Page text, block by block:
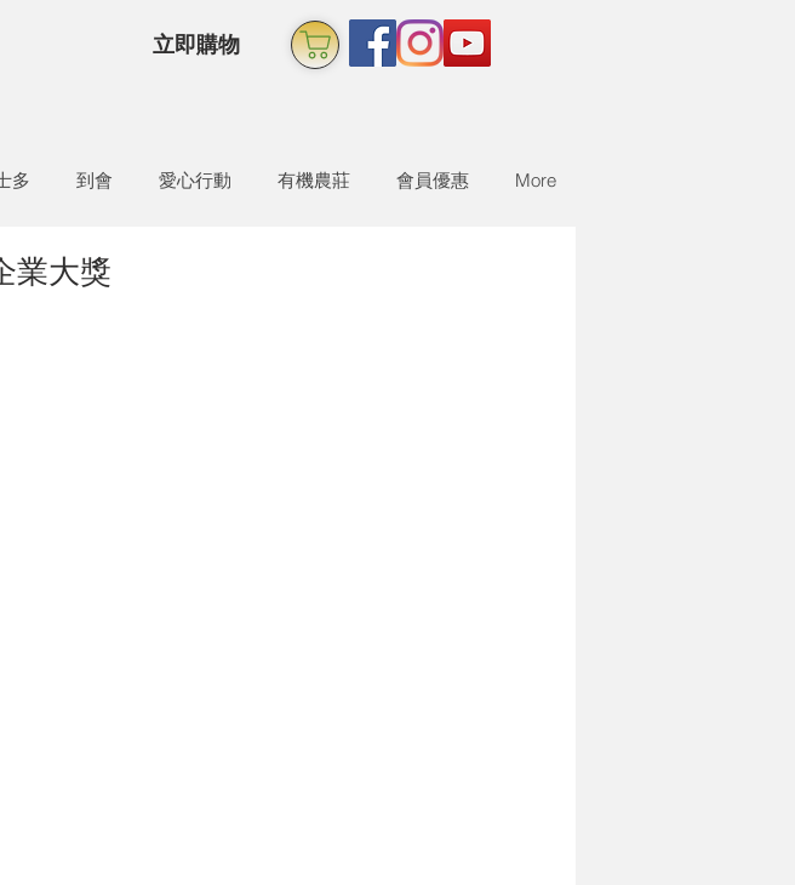
立即購物
多 到會 愛心行動 有機農莊 會員優惠 More
業大獎